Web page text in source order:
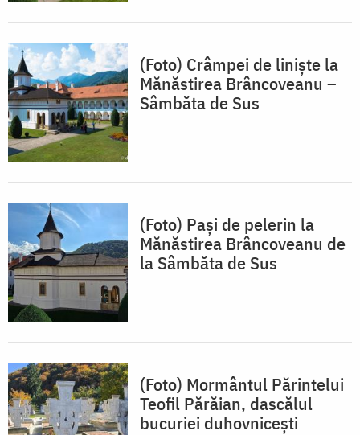
(Foto) Crâmpei de liniște la
Mănăstirea Brâncoveanu –
Sâmbăta de Sus
(Foto) Pași de pelerin la
Mănăstirea Brâncoveanu de
la Sâmbăta de Sus
(Foto) Mormântul Părintelui
Teofil Părăian, dascălul
bucuriei duhovnicești